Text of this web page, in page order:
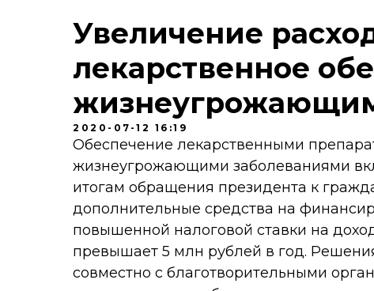
Увеличение
лекарственное
2020-07-12 16:19
Обеспечение лекарственными
жизнеугрожающими заболеваниями
итогам обращения президента к
дополнительные средства на
повышенной налоговой ставки на
превышает 5 млн рублей в год.
совместно с благотворительными